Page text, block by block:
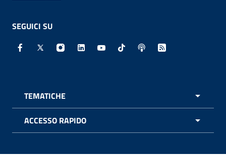
SEGUICI SU
Facebook - Sito esterno - Apertura in nuova finestra
X - Sito esterno - Apertura in nuova finestra
Instagram - Sito esterno - Apertura in
Linkedin - Sito esterno - Apertura in
Youtube - Sito esterno -
TikTok - Sito esterno -
Spreaker - Sito
Feed RSS -
TEMATICHE
ACCESSO RAPIDO